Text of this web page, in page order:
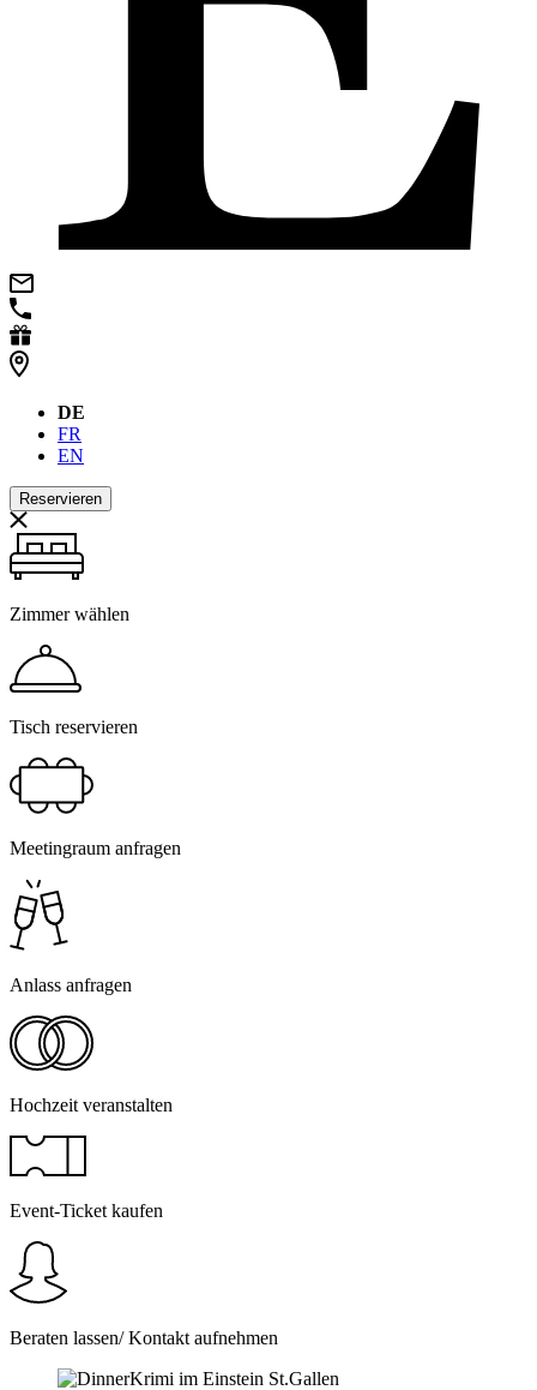
DE
FR
EN
Reservieren
Zimmer wählen
Tisch reservieren
Meetingraum anfragen
Anlass anfragen
Hochzeit veranstalten
Event-Ticket kaufen
Beraten lassen/ Kontakt aufnehmen